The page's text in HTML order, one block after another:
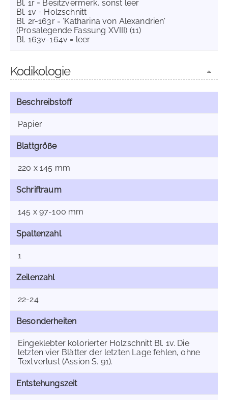
Bl. 1r = Besitzvermerk, sonst leer
Bl. 1v = Holzschnitt
Bl. 2r-163r = 'Katharina von Alexandrien'
(Prosalegende Fassung XVIII) (11)
Bl. 163v-164v = leer
Kodikologie
Beschreibstoff
Papier
Blattgröße
220 x 145 mm
Schriftraum
145 x 97-100 mm
Spaltenzahl
1
Zeilenzahl
22-24
Besonderheiten
Eingeklebter kolorierter Holzschnitt Bl. 1v. Die
letzten vier Blätter der letzten Lage fehlen, ohne
Textverlust (Assion S. 91).
Entstehungszeit